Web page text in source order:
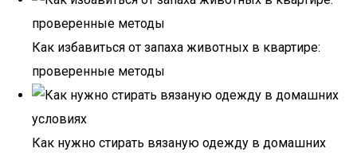
Как избавиться от запаха животных в квартире:
проверенные методы
Как нужно стирать вязаную одежду в домашних